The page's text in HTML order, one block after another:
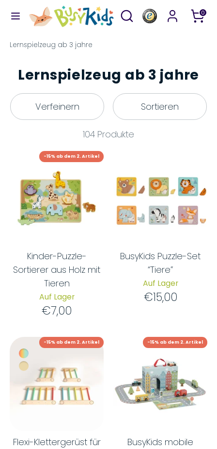
zum
Suchen
Durchsuchen
Sie
unseren
Shop
0
SuchenDurchsuchen
unseren
Shop
Lernspielzeug ab 3 jahre
Lernspielzeug ab 3 jahre
Verfeinern Sortieren
104 Produkte
Kinder-Puzzle-
Sortierer aus Holz mit
Tieren
Auf Lager
€7,00
-15% ab dem 2. Artikel
BusyKids Puzzle-Set
“Tiere”
Auf Lager
€15,00
Flexi-Klettergerüst für
-15% ab dem 2. Artikel
BusyKids mobile
-15% ab dem 2. Artikel